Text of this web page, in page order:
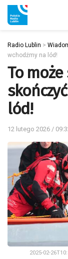
Radio Lublin >
wchodźmy na lód!
To
lód!
12 lutego 2026 /
2025-02-